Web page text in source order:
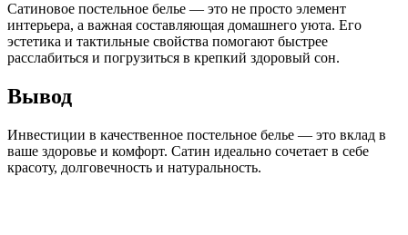
Сатиновое постельное белье — это не просто элемент
интерьера, а важная составляющая домашнего уюта. Его
эстетика и тактильные свойства помогают быстрее
расслабиться и погрузиться в крепкий здоровый сон.
Вывод
Инвестиции в качественное постельное белье — это вклад в
ваше здоровье и комфорт. Сатин идеально сочетает в себе
красоту, долговечность и натуральность.